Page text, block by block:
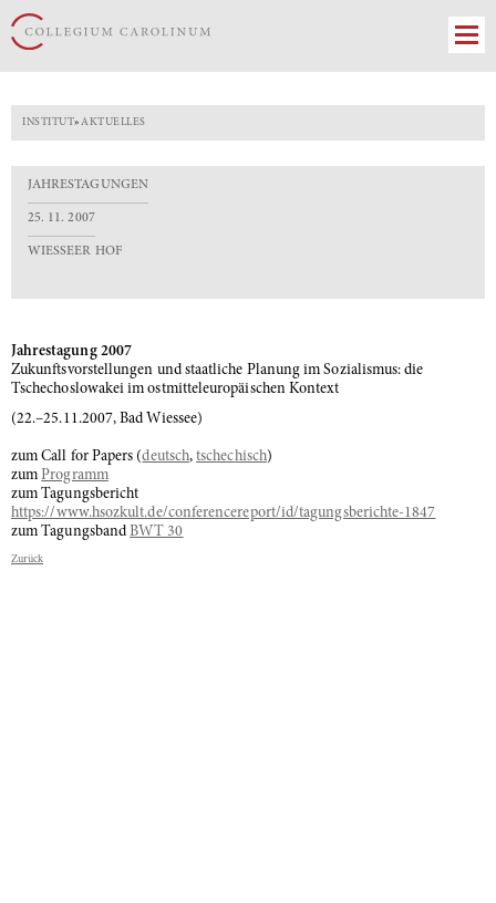
INSTITUT» AKTUELLES
JAHRESTAGUNGEN
25. 11. 2007
WIESSEER HOF
Jahrestagung 2007
Zukunftsvorstellungen und staatliche Planung im Sozialismus: die
Tschechoslowakei im ostmitteleuropäischen Kontext
(22.–25.11.2007, Bad Wiessee)
zum Call for Papers (deutsch,tschechisch)
zumProgramm
zum Tagungsbericht
https://www.hsozkult.de/conferencereport/id/tagungsberichte-1847
zum TagungsbandBWT 30
Zurück